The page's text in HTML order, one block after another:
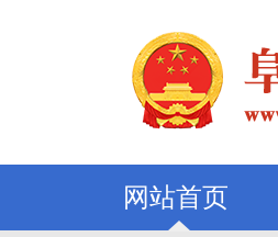
网站首页